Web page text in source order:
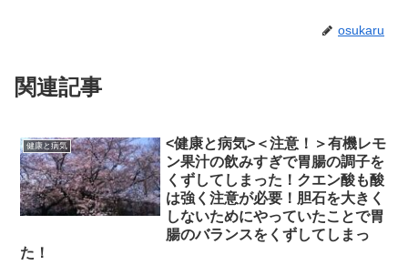
osukaru
関連記事
健康と病気
<健康と病気>＜注意！＞有機レモ
ン果汁の飲みすぎで胃腸の調子を
くずしてしまった！クエン酸も酸
は強く注意が必要！胆石を大きく
しないためにやっていたことで胃
腸のバランスをくずしてしまっ
た！